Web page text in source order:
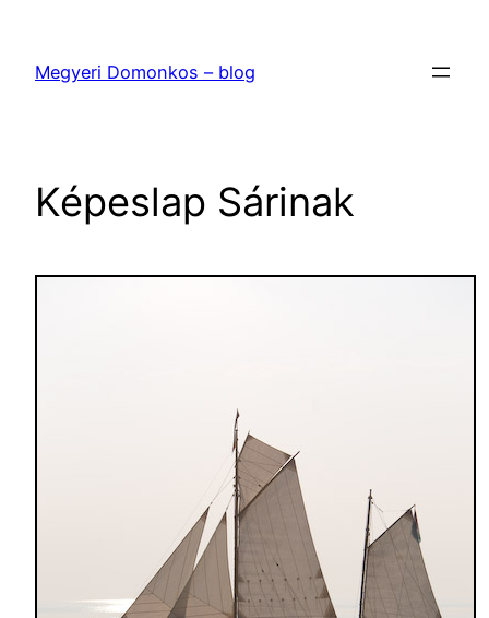
tartalomhoz
Megyeri Domonkos – blog
Képeslap Sárinak